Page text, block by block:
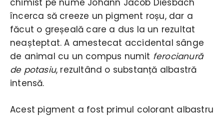
chimist pe nume Johann Jacob Diesbach
încerca să creeze un pigment roșu, dar a
făcut o greșeală care a dus la un rezultat
neașteptat. A amestecat accidental sânge
de animal cu un compus numit ferocianură
de potasiu, rezultând o substanță albastră
intensă.
Acest pigment a fost primul colorant albastru